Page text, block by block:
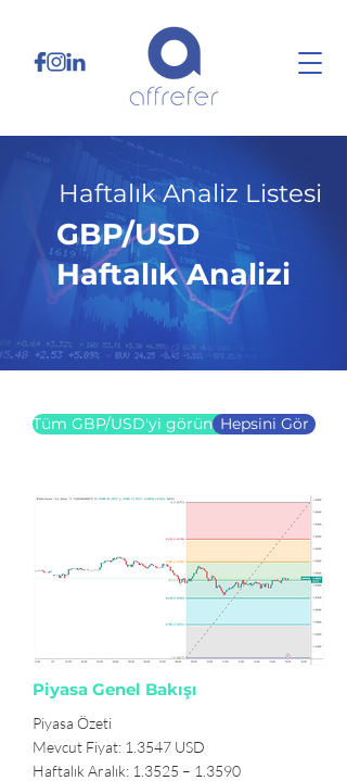
Haftalık Analiz Listesi
GBP/USD
Haftalık Analizi
26.05.25
Tüm GBP/USD'yi görüntüleHepsini Gör
Piyasa Genel Bakışı
Piyasa Özeti
Mevcut Fiyat: 1.3547 USD
Haftalık Aralık: 1.3525 – 1.3590